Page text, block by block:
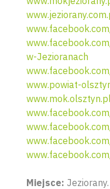
w-Jezioranach
www.powiat-
www.mok.olsztyn.pl
Miejsce: